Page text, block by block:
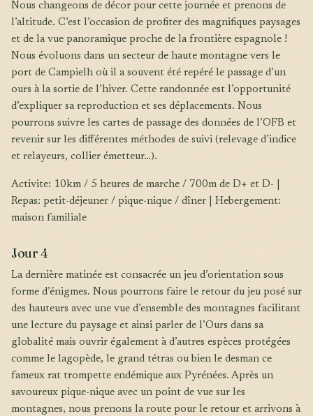
Nous changeons de décor pour cette journée et prenons de
l’altitude. C’est l’occasion de profiter des magnifiques paysages
et de la vue panoramique proche de la frontière espagnole !
Nous évoluons dans un secteur de haute montagne vers le
port de Campielh où il a souvent été repéré le passage d’un
ours à la sortie de l’hiver. Cette randonnée est l’opportunité
d’expliquer sa reproduction et ses déplacements. Nous
pourrons suivre les cartes de passage des données de l’OFB et
revenir sur les différentes méthodes de suivi (relevage d’indice
et relayeurs, collier émetteur…).
Activite: 10km / 5 heures de marche / 700m de D+ et D- |
Repas: petit-déjeuner / pique-nique / dîner | Hebergement:
maison familiale
Jour 4
La dernière matinée est consacrée un jeu d’orientation sous
forme d’énigmes. Nous pourrons faire le retour du jeu posé sur
des hauteurs avec une vue d’ensemble des montagnes facilitant
une lecture du paysage et ainsi parler de l’Ours dans sa
globalité mais ouvrir également à d’autres espèces protégées
comme le lagopède, le grand tétras ou bien le desman ce
fameux rat trompette endémique aux Pyrénées. Après un
savoureux pique-nique avec un point de vue sur les
montagnes, nous prenons la route pour le retour et arrivons à